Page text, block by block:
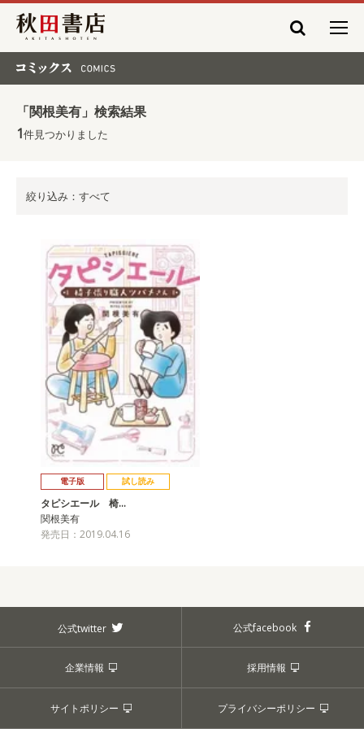
秋田書店
「関根美有」検索結果
1件見つかりました
絞り込み：すべて
電子版 試し読み
タピシエール 椅…
関根美有
発売日：2019.04.16
公式twitter 公式facebook
企業情報 採用情報
サイトポリシー プライバシーポリシー